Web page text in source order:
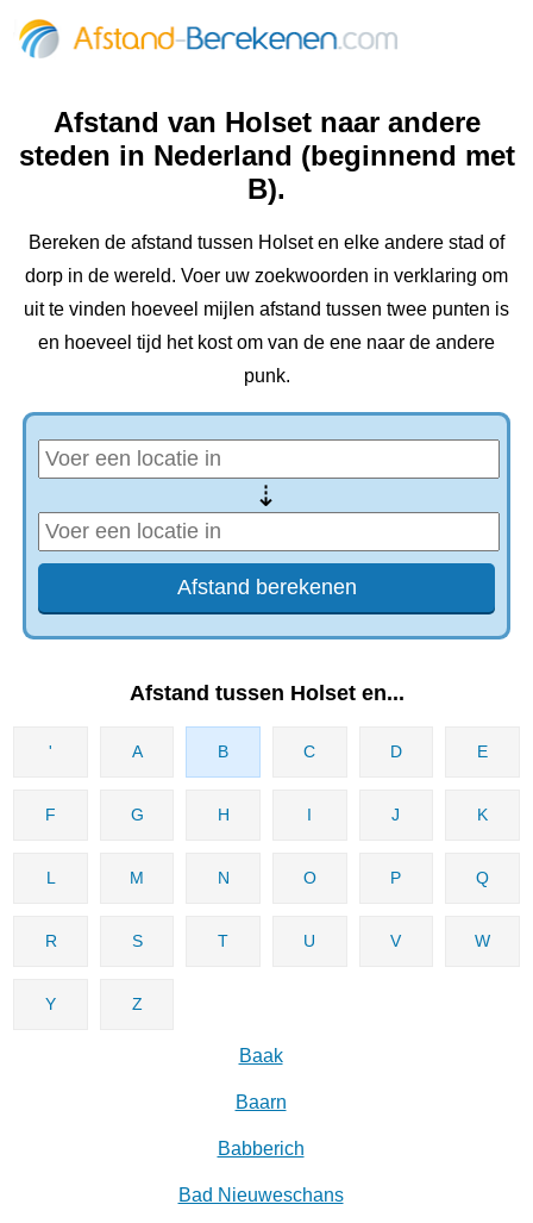
Afstand van Holset naar andere
steden in Nederland (beginnend met
B).
Bereken de afstand tussen Holset en elke andere stad of
dorp in de wereld. Voer uw zoekwoorden in verklaring om
uit te vinden hoeveel mijlen afstand tussen twee punten is
en hoeveel tijd het kost om van de ene naar de andere
punk.
⇢
Afstand tussen Holset en...
' A B C D E
F G H I J K
L M N O P Q
R S T U V W
Y Z
Baak
Baarn
Babberich
Bad Nieuweschans